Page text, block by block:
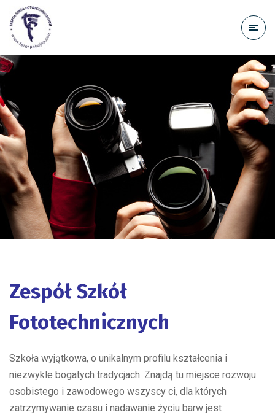
treści
Zespół Szkół
Fototechnicznych
Szkoła wyjątkowa, o unikalnym profilu kształcenia i
niezwykle bogatych tradycjach. Znajdą tu miejsce rozwoju
osobistego i zawodowego wszyscy ci, dla których
zatrzymywanie czasu i nadawanie życiu barw jest